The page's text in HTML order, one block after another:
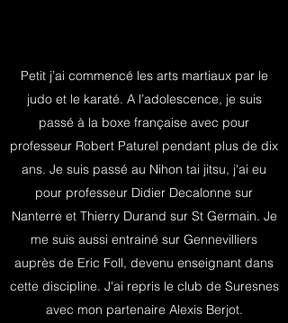
Petit j’ai commencé les arts martiaux par le
judo et le karaté. A l’adolescence, je suis
passé à la boxe française avec pour
professeur Robert Paturel pendant plus de dix
ans. Je suis passé au Nihon tai jitsu, j'ai eu
pour professeur Didier Decalonne sur
Nanterre et Thierry Durand sur St Germain. Je
me suis aussi entrainé sur Gennevilliers
auprès de Eric Foll, devenu enseignant dans
cette discipline. J'ai repris le club de Suresnes
avec mon partenaire Alexis Berjot.